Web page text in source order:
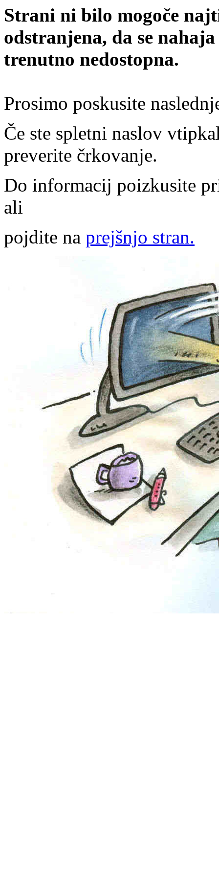
Strani ni bilo mogoče
odstranjena, da se
trenutno nedostopna.
Prosimo poskusite
Če ste spletni naslov
preverite črkovanje.
Do informacij poizkusite
ali
pojdite na prejšnjo stran.